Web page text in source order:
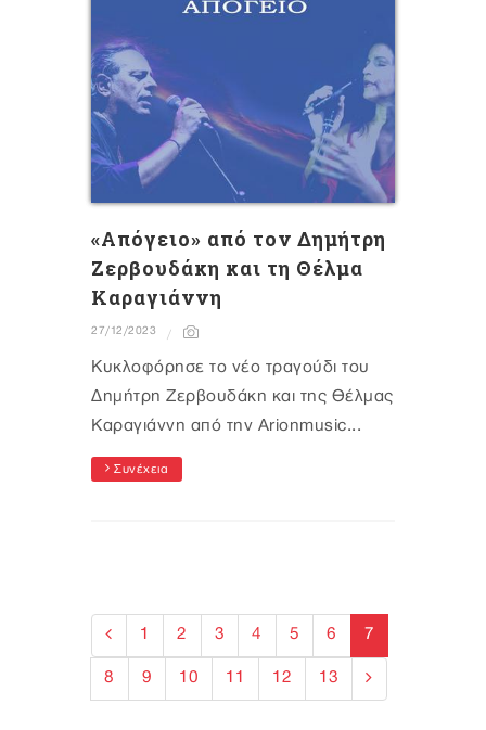
«Απόγειο» από τον Δημήτρη
Ζερβουδάκη και τη Θέλμα
Καραγιάννη
27/12/2023
Κυκλοφόρησε το νέο τραγούδι του
Δημήτρη Ζερβουδάκη και της Θέλμας
Καραγιάννη από την Arionmusic...
Συνέχεια
1 2 3 4 5 6 7
8 9 10 11 12 13